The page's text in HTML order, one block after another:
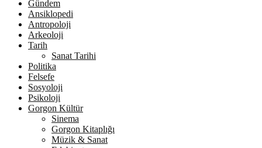
Gündem
Ansiklopedi
Antropoloji
Arkeoloji
Tarih
Sanat Tarihi
Politika
Felsefe
Sosyoloji
Psikoloji
Gorgon Kültür
Sinema
Gorgon Kitaplığı
Müzik & Sanat